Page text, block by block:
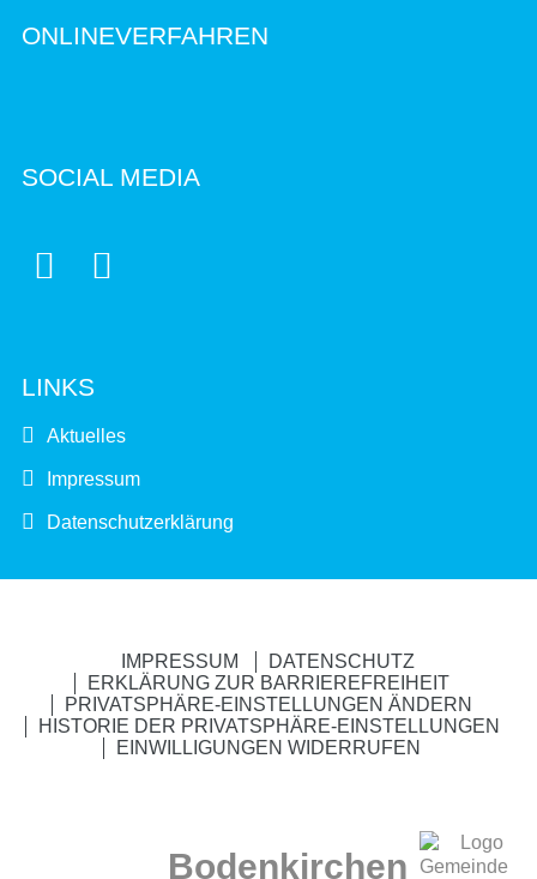
ONLINEVERFAHREN
SOCIAL MEDIA
 
LINKS
Aktuelles
Impressum
Datenschutzerklärung
IMPRESSUM
DATENSCHUTZ
ERKLÄRUNG ZUR BARRIEREFREIHEIT
PRIVATSPHÄRE-EINSTELLUNGEN ÄNDERN
HISTORIE DER PRIVATSPHÄRE-EINSTELLUNGEN
EINWILLIGUNGEN WIDERRUFEN
Bodenkirchen